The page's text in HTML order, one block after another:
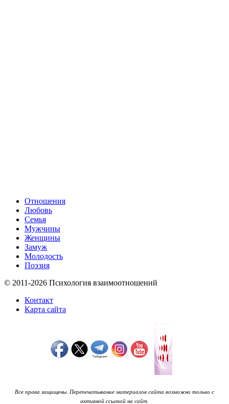
Отношения
Любовь
Семья
Мужчины
Женщины
Замуж
Молодость
Поэзия
© 2011-2026 Психология взаимоотношений
Контакт
Карта сайта
Все права защищены. Перепечатывание материалов сайта возможно только с
активной ссылкой на сайт.